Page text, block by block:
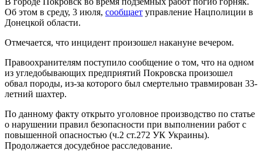
Об этом в среду, 3 июля, сообщает управление Нацполиции в
Донецкой области.
Отмечается, что инцидент произошел накануне вечером.
Правоохранителям поступило сообщение о том, что на одном
из угледобывающих предприятий Покровска произошел
обвал породы, из-за которого был смертельно травмирован 33-
летний шахтер.
По данному факту открыто уголовное производство по статье
о нарушении правил безопасности при выполнении работ с
повышенной опасностью (ч.2 ст.272 УК Украины).
Продолжается досудебное расследование.